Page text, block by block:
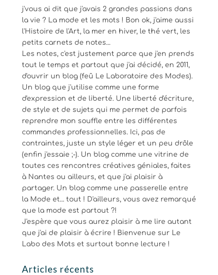
j'vous ai dit que j'avais 2 grandes passions dans
la vie ? La mode et les mots ! Bon ok, j'aime aussi
l'Histoire de l'Art, la mer en hiver, le thé vert, les
petits carnets de notes...
Les notes, c'est justement parce que j'en prends
tout le temps et partout que j'ai décidé, en 2011,
d'ouvrir un blog (feû Le Laboratoire des Modes).
Un blog que j'utilise comme une forme
d'expression et de liberté. Une liberté d'écriture,
de style et de sujets qui me permet de parfois
reprendre mon souffle entre les différentes
commandes professionnelles. Ici, pas de
contraintes, juste un style léger et un peu drôle
(enfin j'essaie ;-). Un blog comme une vitrine de
toutes ces rencontres créatives géniales, faites
à Nantes ou ailleurs, et que j'ai plaisir à
partager. Un blog comme une passerelle entre
la Mode et... tout ! D'ailleurs, vous avez remarqué
que la mode est partout ?!
J'espère que vous aurez plaisir à me lire autant
que j'ai de plaisir à écrire ! Bienvenue sur Le
Labo des Mots et surtout bonne lecture !
Articles récents